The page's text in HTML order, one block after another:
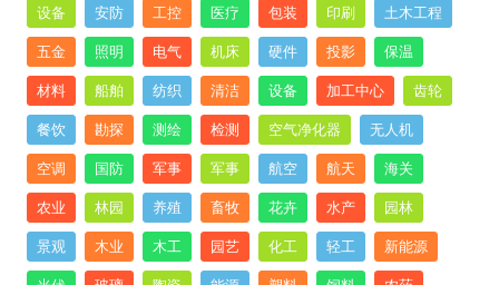
设备 安防 工控 医疗 包装 印刷 土木工程
五金 照明 电气 机床 硬件 投影 保温
材料 船舶 纺织 清洁 设备 加工中心 齿轮
餐饮 勘探 测绘 检测 空气净化器 无人机
空调 国防 军事 军事 航空 航天 海关
农业 林园 养殖 畜牧 花卉 水产 园林
景观 木业 木工 园艺 化工 轻工 新能源